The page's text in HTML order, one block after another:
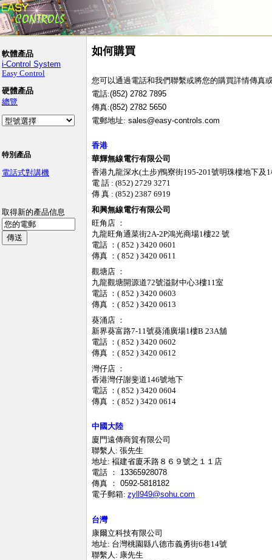
軟體產品
i-Control System
Easy Control
硬體產品
總覽
特別產品
電話式對講機
取得新的產品信息
如何購買
您可以通過電話和我們聯繫或將您的購買詳情傳真
電話:(852) 2782 7895
傳真:(852) 2782 5650
電郵地址: sales@easy-controls.com
香港
華輝無線電行有限公司
香港九龍深水(土步)鴨寮街195-201號明珠樓地下及
電 話 : (852) 2729 3271
傳 真 : (852) 2387 6919
和興無線電行有限公司
旺角店 ：
九龍旺角通菜街2A-2P鴻光商場1樓22 號
電話 ：( 852 ) 3420 0601
傳真 ：( 852 ) 3420 0611
觀塘店 ：
九龍觀塘開源道72號溢財中心3樓11室
電話 ：( 852 ) 3420 0603
傳真 ：( 852 ) 3420 0613
葵涌店 ：
新界葵富路7-11號葵涌廣場1樓B 23A舖
電話 ：( 852 ) 3420 0602
傳真 ：( 852 ) 3420 0612
灣仔店 ：
香港灣仔謝斐道146號地下
電話 ：( 852 ) 3420 0604
傳真 ：( 852 ) 3420 0614
中國大陸
廈門遠傳商貿有限公司
聯繫人: 張先生
地址: 褔建省廈禾路８６９號之１１店
電話 ： 13365928078
傳真 ： 0592-5818182
電子郵箱: zyll949@sohu.com
台灣
康爾立科技有限公司
地址: 台灣桃園縣八德市義勇街6巷14號
聯繫人: 康先生